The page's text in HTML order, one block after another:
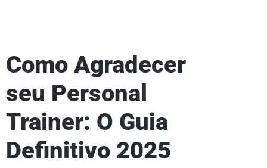
Como Agradecer
seu Personal
Trainer: O Guia
Definitivo 2025